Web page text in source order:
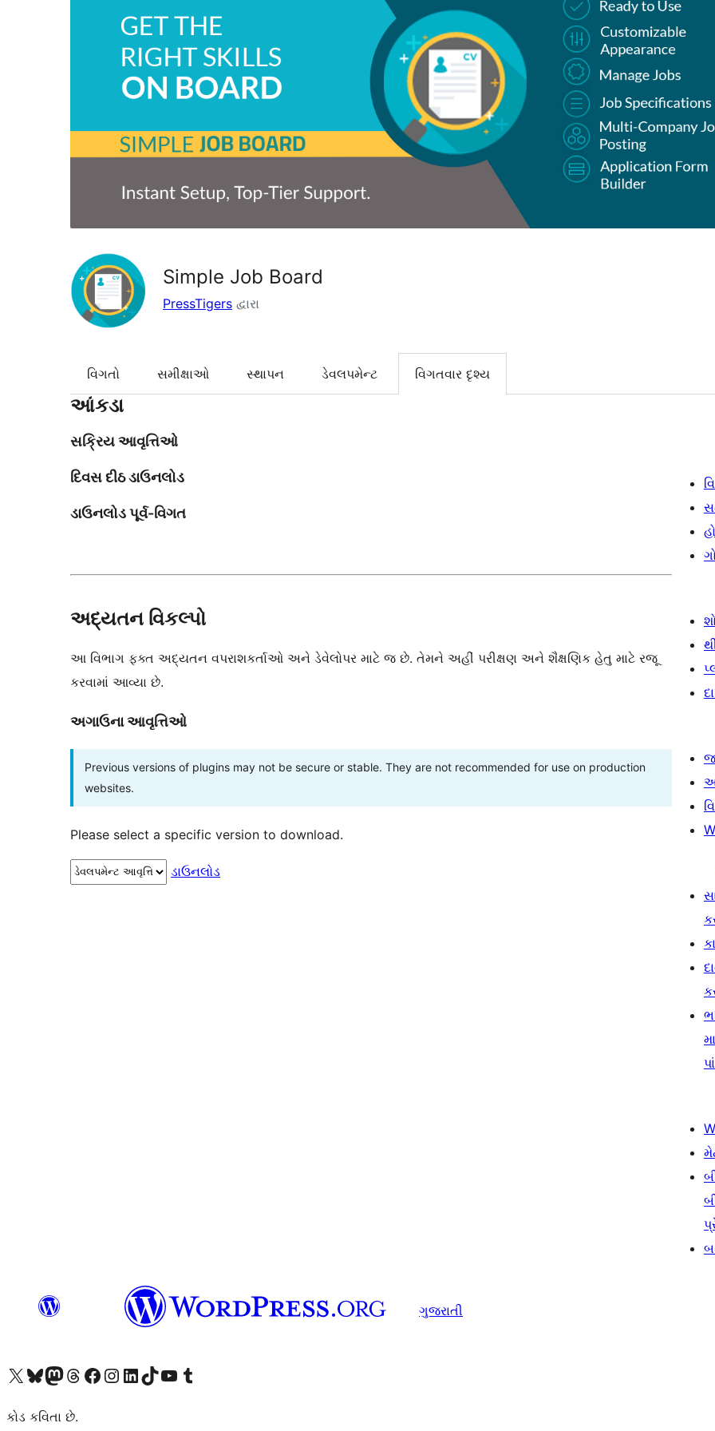
Simple Job Board
PressTigers દ્વારા
વિગતો સમીક્ષાઓ સ્થાપન ડેવલપમેન્ટ વિગતવાર દૃશ્ય
આંકડા
સક્રિય આવૃત્તિઓ
દિવસ દીઠ ડાઉનલોડ
ડાઉનલોડ પૂર્વ-વિગત
અદ્યતન વિકલ્પો
આ વિભાગ ફક્ત અદ્યતન વપરાશકર્તાઓ અને ડેવેલોપર માટે જ છે. તેમને અહીં પરીક્ષણ અને શૈક્ષણિક હેતુ માટે રજૂ
કરવામાં આવ્યા છે.
અગાઉના આવૃત્તિઓ
Previous versions of plugins may not be secure or stable. They are not recommended for use on production
websites.
Please select a specific version to download.
ડાઉનલોડ
ગુજરાતી
અમારા X (અગાઉ ટ્વિટર) એકાઉન્ટની મુલાકાત લોઅમારા Bluesky એકાઉન્ટની મુલાકાત લોઅમારા માસ્ટોડોન એકાઉન્ટની મુલાકાત લોઅમારા Threads એકાઉન્ટની મુલાકાત લો અમારા ફેસબુક પેજની મુલાકાત લોઅમારા ઇન્સ્ટાગ્રામ એકાઉન્ટની મુલાકાત લો અમારા LinkedIn એકાઉન્ટની મુલાકાત લોઅમારા TikTok એકાઉન્ટની મુલાકાત લોઅમારી YouTube ચેનલની મુલાકાત લો અમારા Tumblr એકાઉન્ટની મુલાકાત લો
કોડ કવિતા છે.